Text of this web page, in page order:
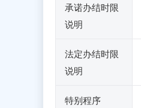
承诺办结时限
说明
法定办结时限
说明
特别程序